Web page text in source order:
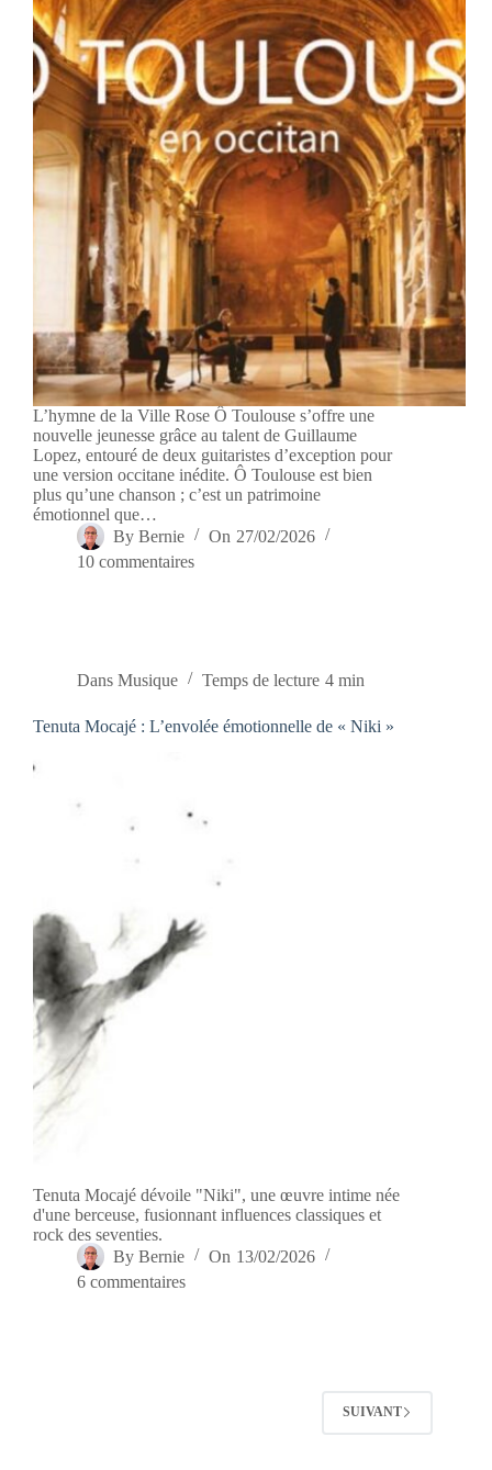
L’hymne de la Ville Rose Ô Toulouse s’offre une
nouvelle jeunesse grâce au talent de Guillaume
Lopez, entouré de deux guitaristes d’exception pour
une version occitane inédite. Ô Toulouse est bien
plus qu’une chanson ; c’est un patrimoine
émotionnel que…
By Bernie On 27/02/2026
10 commentaires
Dans Musique Temps de lecture 4 min
Tenuta Mocajé : L’envolée émotionnelle de « Niki »
Tenuta Mocajé dévoile "Niki", une œuvre intime née
d'une berceuse, fusionnant influences classiques et
rock des seventies.
By Bernie On 13/02/2026
6 commentaires
SUIVANT